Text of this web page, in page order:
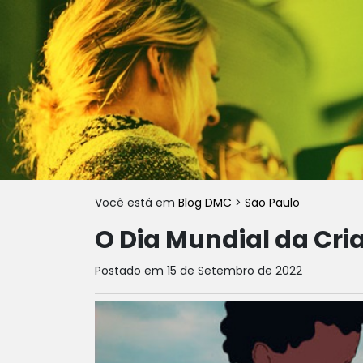
Você está em Blog DMC > São Paulo
O Dia Mundial da
Postado em 15 de Setembro de 2022